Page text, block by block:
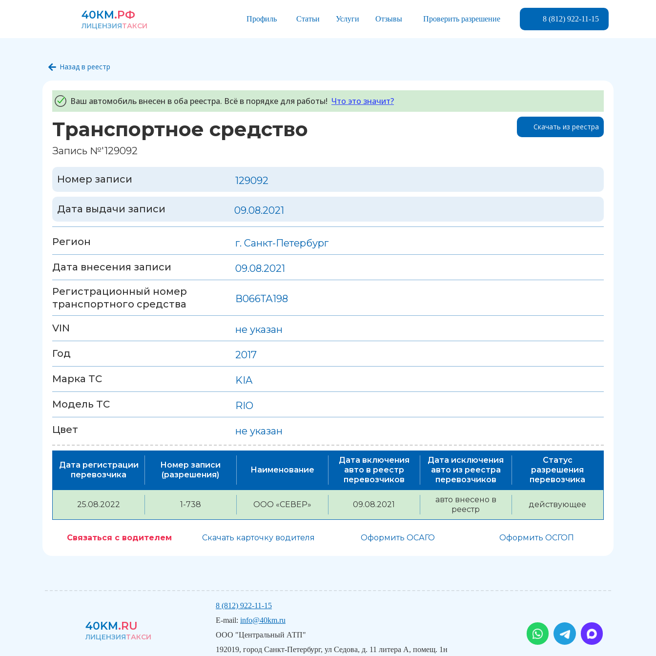
40КМ.РФ
ЛИЦЕНЗИЯТАКСИ
Профиль Статьи Услуги Отзывы Проверить разрешение 8 (812) 922-11-15
Назад в реестр
Ваш автомобиль внесен в оба реестра. Всё в порядке для работы! Что это значит?
Транспортное средство
Запись №'129092
Скачать из реестра
Номер записи 129092
Дата выдачи записи 09.08.2021
Регион г. Санкт-Петербург
Дата внесения записи
09.08.2021
Регистрационный номер
транспортного средства
В066ТА198
VIN не указан
Год 2017
Марка ТС KIA
Модель ТС RIO
Цвет не указан
Дата регистрации
перевозчика
Номер записи
(разрешения)
Наименование
Дата включения
авто в реестр
перевозчиков
Дата исключения
авто из реестра
перевозчиков
Статус
разрешения
перевозчика
25.08.2022 1-738 ООО «СЕВЕР» 09.08.2021
авто внесено в
реестр
действующее
Связаться с водителем Скачать карточку водителя Оформить ОСАГО Оформить ОСГОП
40KM.RU
ЛИЦЕНЗИЯТАКСИ
8 (812) 922-11-15
E-mail: info@40km.ru
ООО "Центральный АТП"
192019, город Санкт-Петербург, ул Седова, д. 11 литера А, помещ. 1н